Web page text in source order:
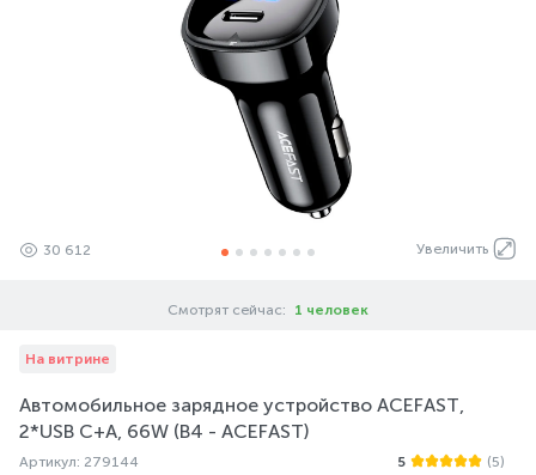
Увеличить
30 612
Смотрят сейчас: 1 человек
На витрине
Автомобильное зарядное устройство ACEFAST,
2*USB C+A, 66W (B4 - ACEFAST)
Артикул: 279144 5 (5)